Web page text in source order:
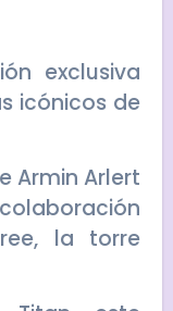
exclusiva
icónicos de
Armin Arlert
la torre